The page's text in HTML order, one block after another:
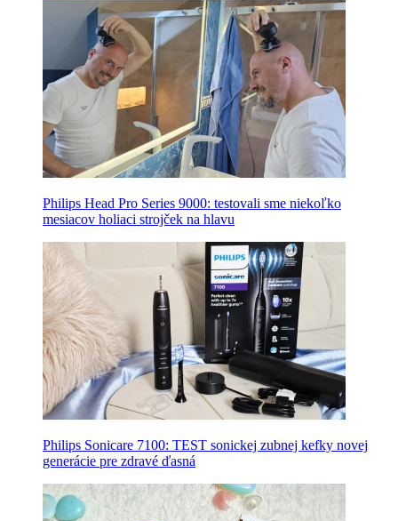
Philips Head Pro Series 9000: testovali sme niekoľko
mesiacov holiaci strojček na hlavu
Philips Sonicare 7100: TEST sonickej zubnej kefky novej
generácie pre zdravé ďasná